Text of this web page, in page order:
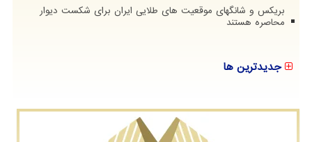
بریکس و شانگهای موقعیت های طلایی ایران برای شکست دیوار
محاصره هستند
جدیدترین ها